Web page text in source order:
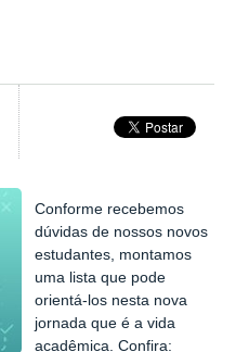
Conforme recebemos
dúvidas de nossos novos
estudantes, montamos
uma lista que pode
orientá-los nesta nova
jornada que é a vida
acadêmica. Confira: